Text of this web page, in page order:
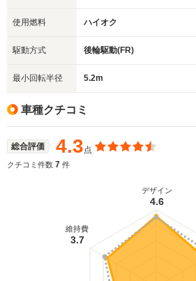
使用燃料 ハイオク
駆動方式 後輪駆動(FR)
最小回転半径 5.2m
車種クチコミ
総合評価 4.3点
クチコミ件数 7 件
デザイン
4.6
維持費
3.7